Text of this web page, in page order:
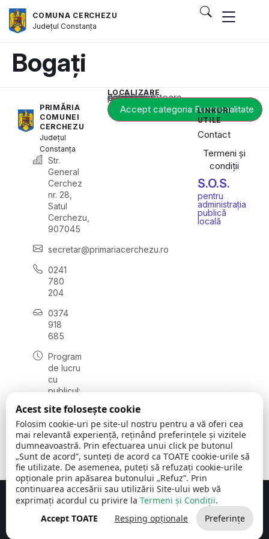
COMUNA CERCHEZU
JudețulConstanța
Bogați
PRIMĂRIA
COMUNEI
CERCHEZU
Județul
Constanța
Str.
General
Cerchez
nr. 28,
Satul
Cerchezu,
907045
secretar@primariacerchezu.ro
0241
780
204
0374
918
685
Program
de lucru
cu
publicul:
08:00 -
16:30
, vineri:
08:00 -
14:00
LOCALIZARE
Acest conținut este blocat până când acceptați categoria corespunzătoare de cookie-uri.
Accept categoria Funcționalitate
LINKURI
UTILE
Contact
Termeni și
condiții
S.O.S.
pentru
administrația
publică
locală
Comuna Cerchezu © 2026Toate drepturile rezervate
Concept realizat de Big Media Relații Publice SRL
Acest site folosește cookie
Folosim cookie-uri pe site-ul nostru pentru a vă oferi cea
mai relevantă experiență, reținând preferințele și vizitele
dumneavoastră. Prin efectuarea unui click pe butonul
„Sunt de acord”, sunteți de acord ca TOATE cookie-urile să
fie utilizate. De asemenea, puteți să refuzați cookie-urile
opționale prin apăsarea butonului „Refuz”. Prin
continuarea accesării sau utilizării Site-ului web vă
exprimați acordul cu privire la Termeni și Condiții.
Accept TOATE
Resping opționale Preferințe